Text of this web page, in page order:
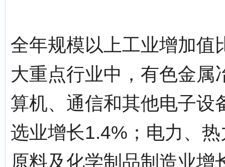
全年规模以上工业增加值
大重点行业中，有色金属
算机、通信和其他电子设
选业增长1.4%；电力、
原料及化学制品制造业